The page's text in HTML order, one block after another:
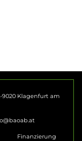
9020 Klagenfurt am
Finanzierung